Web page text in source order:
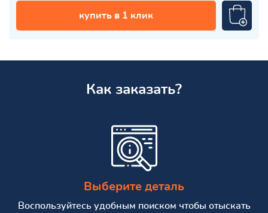
купить в 1 клик
Как заказать?
Выберите деталь
Воспользуйтесь удобным поиском чтобы отыскать